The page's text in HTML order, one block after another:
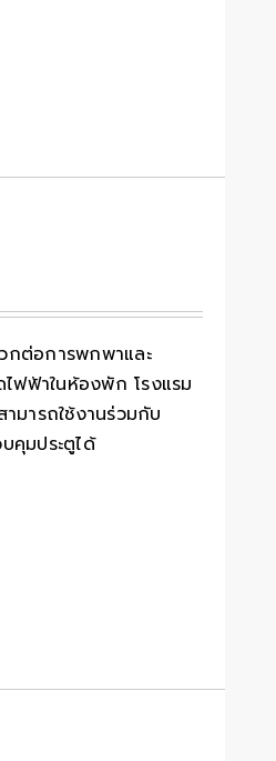
กต่อการพกพาและ
ฟฟ้าในห้องพัก โรงแรม
มารถใช้งานร่วมกับ
คุมประตูได้